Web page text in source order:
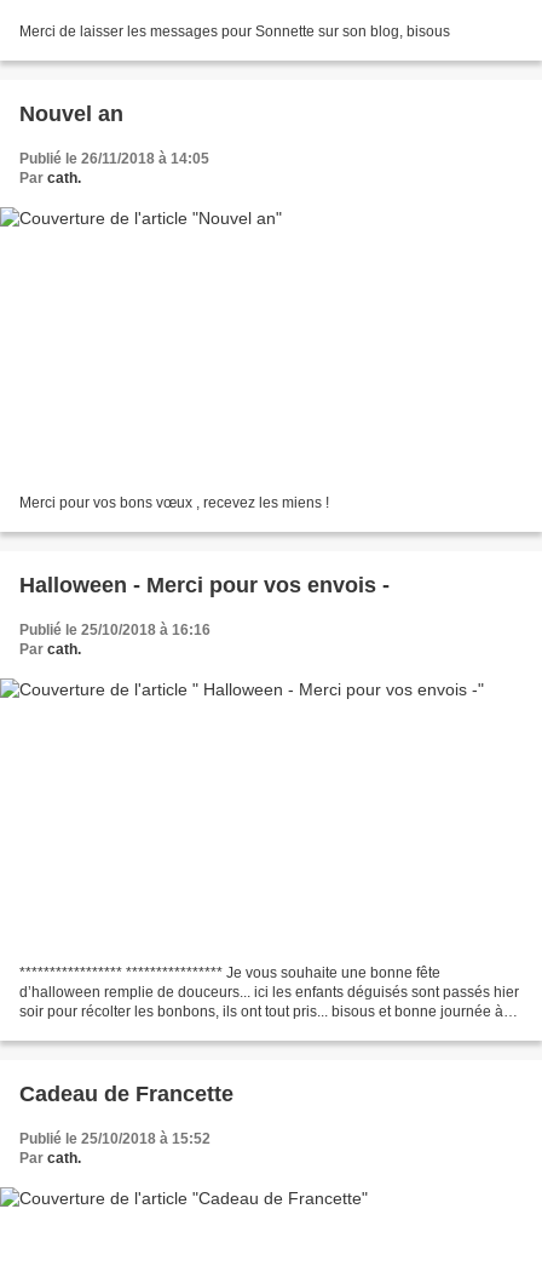
Merci de laisser les messages pour Sonnette sur son blog, bisous
Nouvel an
Publié le 26/11/2018 à 14:05
Par cath.
Merci pour vos bons vœux , recevez les miens !
Halloween - Merci pour vos envois -
Publié le 25/10/2018 à 16:16
Par cath.
***************** **************** Je vous souhaite une bonne fête
d’halloween remplie de douceurs... ici les enfants déguisés sont passés hier
soir pour récolter les bonbons, ils ont tout pris... bisous et bonne journée à
Cadeau de Francette
Publié le 25/10/2018 à 15:52
Par cath.